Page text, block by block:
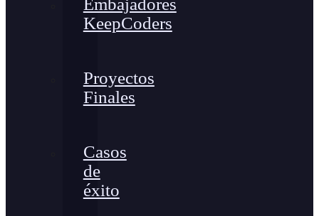
Embajadores
KeepCoders
Proyectos
Finales
Casos
de
éxito